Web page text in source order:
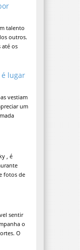
talento
outros.
até os
é lugar
vestiam
um
, é
fotos de
sentir
o
O